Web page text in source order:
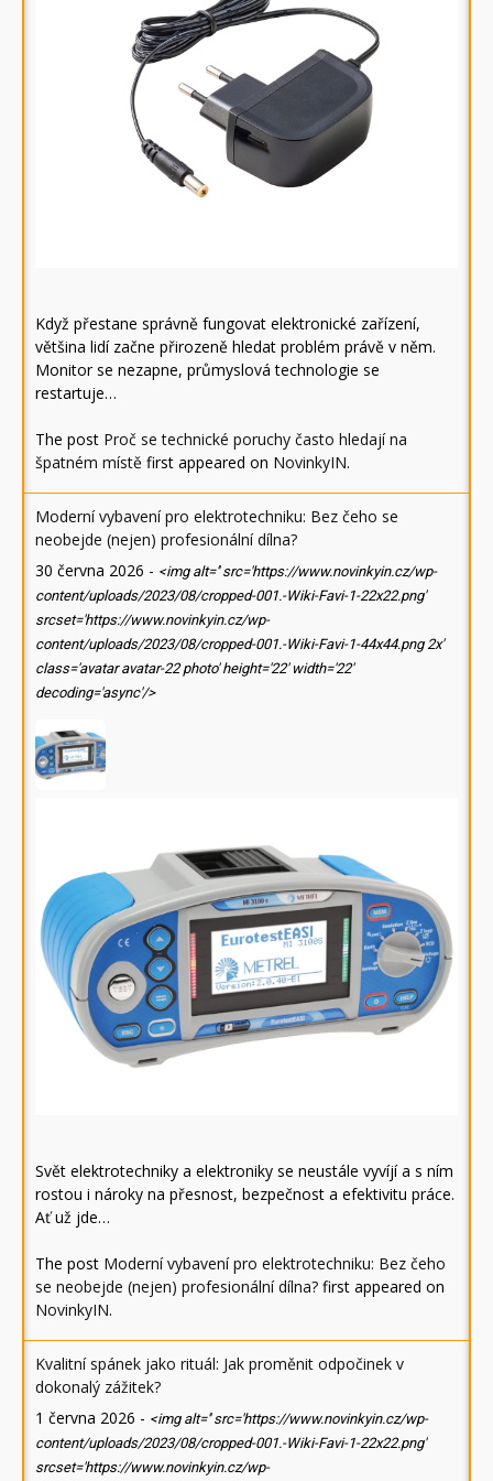
Když přestane správně fungovat elektronické zařízení,
většina lidí začne přirozeně hledat problém právě v něm.
Monitor se nezapne, průmyslová technologie se
restartuje…
The post Proč se technické poruchy často hledají na
špatném místě first appeared on NovinkyIN.
Moderní vybavení pro elektrotechniku: Bez čeho se
neobejde (nejen) profesionální dílna?
30 června 2026 - <img alt='' src='https://www.novinkyin.cz/wp-
content/uploads/2023/08/cropped-001.-Wiki-Favi-1-22x22.png'
srcset='https://www.novinkyin.cz/wp-
content/uploads/2023/08/cropped-001.-Wiki-Favi-1-44x44.png 2x'
class='avatar avatar-22 photo' height='22' width='22'
decoding='async'/>
Svět elektrotechniky a elektroniky se neustále vyvíjí a s ním
rostou i nároky na přesnost, bezpečnost a efektivitu práce.
Ať už jde…
The post Moderní vybavení pro elektrotechniku: Bez čeho
se neobejde (nejen) profesionální dílna? first appeared on
NovinkyIN.
Kvalitní spánek jako rituál: Jak proměnit odpočinek v
dokonalý zážitek?
1 června 2026 - <img alt='' src='https://www.novinkyin.cz/wp-
content/uploads/2023/08/cropped-001.-Wiki-Favi-1-22x22.png'
srcset='https://www.novinkyin.cz/wp-